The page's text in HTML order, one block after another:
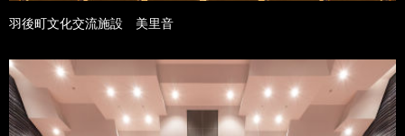
羽後町文化交流施設 美里音